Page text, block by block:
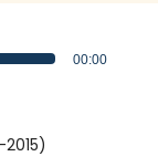
00:00